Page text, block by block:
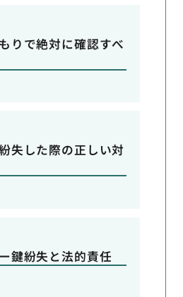
りで絶対に確認すべ
失した際の正しい対
鍵紛失と法的責任